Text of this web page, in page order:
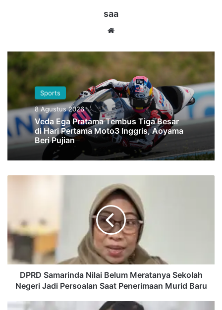
saa
Sports
8 Agustus 2026
Veda Ega Pratama Tembus Tiga Besar
di Hari Pertama Moto3 Inggris, Aoyama
Beri Pujian
Meratanya
Sekolah
Negeri
Persoalan
Penerimaan
Baru
DPRD Samarinda Nilai Belum Meratanya Sekolah
Negeri Jadi Persoalan Saat Penerimaan Murid Baru